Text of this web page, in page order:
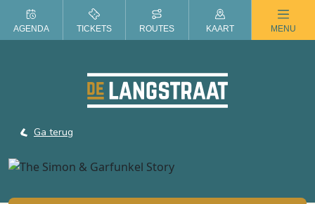
ZOMER IN DE LANGSTRAAT
Ga terug
AGENDA TICKETS ROUTES KAART MENU